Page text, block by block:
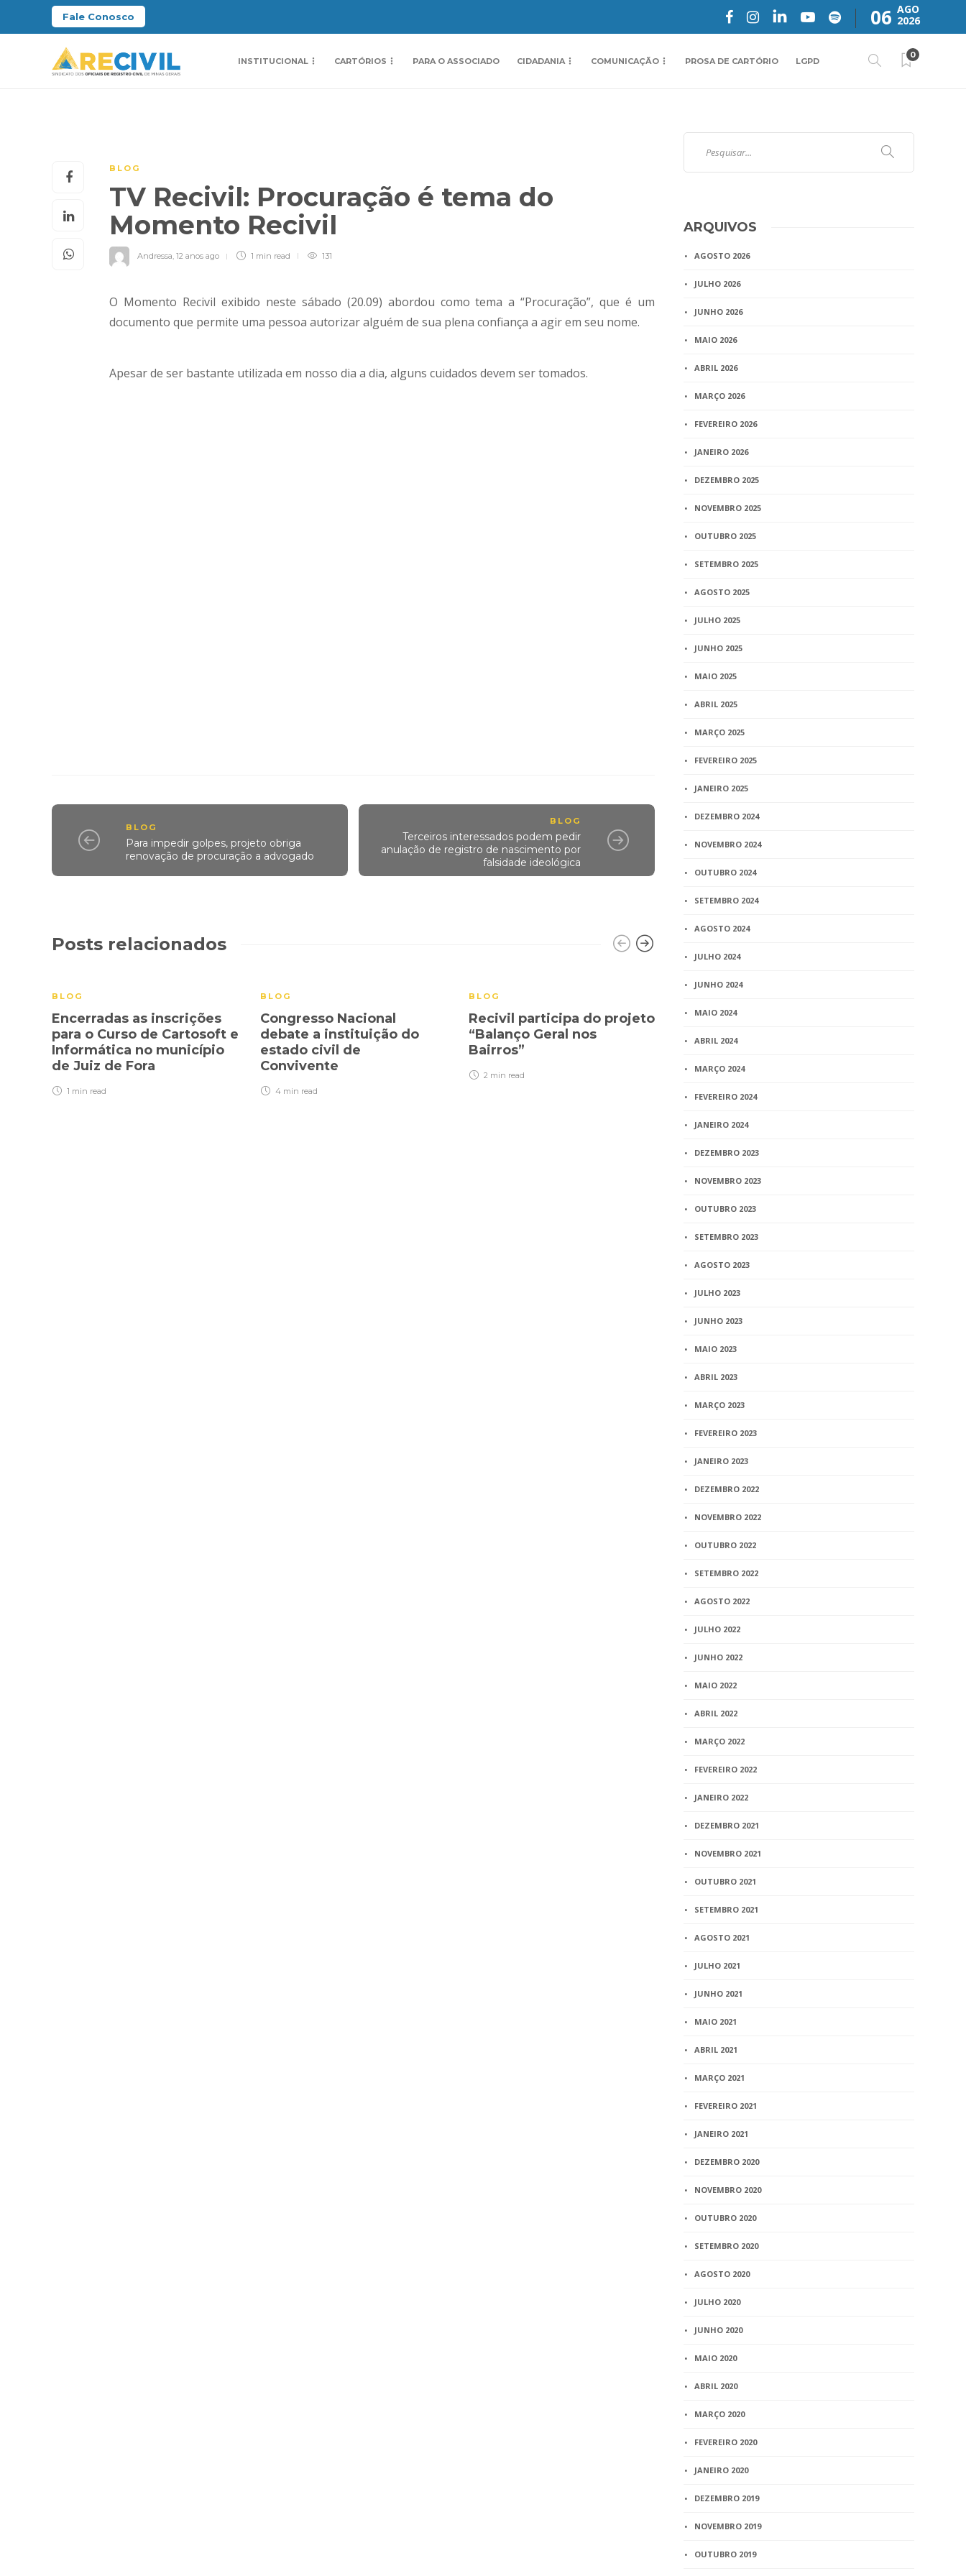
Fale Conosco 06 AGO
2026
INSTITUCIONAL CARTÓRIOS PARA O ASSOCIADO CIDADANIA COMUNICAÇÃO PROSA DE CARTÓRIO LGPD
0
BLOG
TV Recivil: Procuração é tema do
Momento Recivil
Andressa, 12 anos ago 1 min read 131
O Momento Recivil exibido neste sábado (20.09) abordou como tema a “Procuração”, que é um
documento que permite uma pessoa autorizar alguém de sua plena confiança a agir em seu nome.
Apesar de ser bastante utilizada em nosso dia a dia, alguns cuidados devem ser tomados.
BLOG
Para impedir golpes, projeto obriga
renovação de procuração a advogado
BLOG
Terceiros interessados podem pedir
anulação de registro de nascimento por
falsidade ideológica
Posts relacionados
BLOG
Encerradas as inscrições
para o Curso de Cartosoft e
Informática no município
de Juiz de Fora
1 min read
BLOG
Congresso Nacional
debate a instituição do
estado civil de
Convivente
4 min read
BLOG
Recivil participa do projeto
“Balanço Geral nos
Bairros”
2 min read
Concurso MG – Edital n.
1/2015 – EJEF publica a
certame, por critério de
remoção), após divulgação
ARQUIVOS
AGOSTO 2026
JULHO 2026
JUNHO 2026
MAIO 2026
ABRIL 2026
MARÇO 2026
FEVEREIRO 2026
JANEIRO 2026
DEZEMBRO 2025
NOVEMBRO 2025
OUTUBRO 2025
SETEMBRO 2025
AGOSTO 2025
JULHO 2025
JUNHO 2025
MAIO 2025
ABRIL 2025
MARÇO 2025
FEVEREIRO 2025
JANEIRO 2025
DEZEMBRO 2024
NOVEMBRO 2024
OUTUBRO 2024
SETEMBRO 2024
AGOSTO 2024
JULHO 2024
JUNHO 2024
MAIO 2024
ABRIL 2024
MARÇO 2024
FEVEREIRO 2024
JANEIRO 2024
DEZEMBRO 2023
NOVEMBRO 2023
OUTUBRO 2023
SETEMBRO 2023
AGOSTO 2023
JULHO 2023
JUNHO 2023
MAIO 2023
ABRIL 2023
MARÇO 2023
FEVEREIRO 2023
JANEIRO 2023
DEZEMBRO 2022
NOVEMBRO 2022
OUTUBRO 2022
SETEMBRO 2022
AGOSTO 2022
JULHO 2022
JUNHO 2022
MAIO 2022
ABRIL 2022
MARÇO 2022
FEVEREIRO 2022
JANEIRO 2022
DEZEMBRO 2021
NOVEMBRO 2021
OUTUBRO 2021
SETEMBRO 2021
AGOSTO 2021
JULHO 2021
JUNHO 2021
MAIO 2021
ABRIL 2021
MARÇO 2021
FEVEREIRO 2021
JANEIRO 2021
DEZEMBRO 2020
NOVEMBRO 2020
OUTUBRO 2020
SETEMBRO 2020
AGOSTO 2020
JULHO 2020
JUNHO 2020
MAIO 2020
ABRIL 2020
MARÇO 2020
FEVEREIRO 2020
JANEIRO 2020
DEZEMBRO 2019
NOVEMBRO 2019
OUTUBRO 2019